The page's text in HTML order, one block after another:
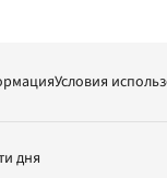
Условия
дня